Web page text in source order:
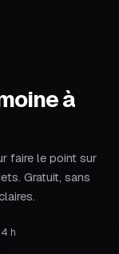
à
faire le point sur
Gratuit, sans
h